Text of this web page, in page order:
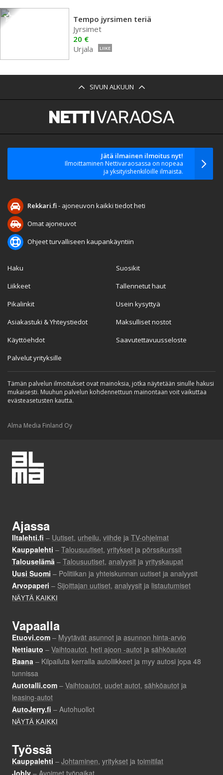
Tempo jyrsimen teriä
Jyrsimet
20 €
Urjala
LIIKE
SIVUN ALKUUN
Jätä ilmainen ilmoitus nyt!
Ilmoittaminen Nettivaraosassa on nopeaa
ja yksityishenkilöille ilmaista.
Rekkari.fi- ajoneuvon kaikki tiedot heti
Omat ajoneuvot
Ohjeet turvalliseen kaupankäyntiin
Haku
Liikkeet
Pikalinkit
Asiakastuki & Yhteystiedot
Käyttöehdot
Palvelut yrityksille
Suosikit
Tallennetut haut
Usein kysyttyä
Maksulliset nostot
Saavutettavuusseloste
Tämän palvelun ilmoitukset ovat mainoksia, jotka näytetään sinulle hakusi
mukaisesti. Muuhun palvelun kohdennettuun mainontaan voit vaikuttaa
evästeasetusten kautta.
Alma Media Finland Oy